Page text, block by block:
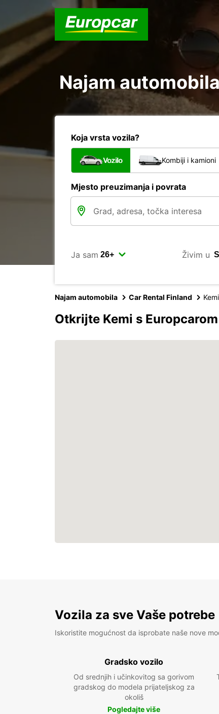
Najam
Koja vrsta vozila?
Vozilo Kombiji i kamioni
Mjesto preuzimanja i povrata
Ja sam Živim u
Najam automobila Car Rental Finland Kemi
Otkrijte Kemi s Europcarom
Vozila za sve Vaše potrebe
Iskoristite mogućnost da isprobate naše nove
Gradsko vozilo
Od srednjih i učinkovitog sa gorivom
gradskog do modela prijateljskog za
okoliš
Pogledajte više